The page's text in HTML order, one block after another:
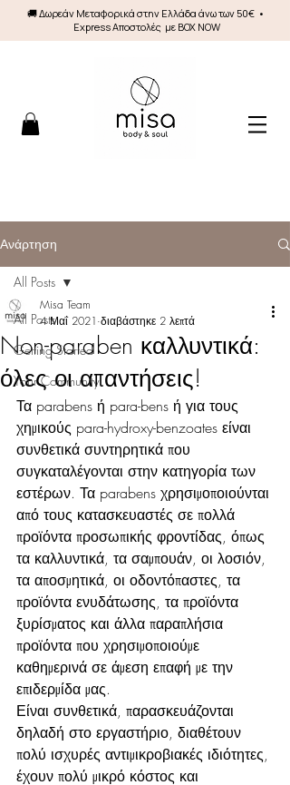
🚚 Δωρεάν Mεταφορικά στην Ελλάδα άνω των 50€ •
Express Αποστολές με BOX NOW
Ανάρτηση
All Posts
Getting Started
Your Community
All Posts
Non-paraben καλλυντικά:
όλες οι απαντήσεις!
Misa Team
4 Μαΐ 2021 διαβάστηκε 2 λεπτά
Τα parabens ή para-bens ή για τους
χημικούς para-hydroxy-benzoates είναι
συνθετικά συντηρητικά που
συγκαταλέγονται στην κατηγορία των
εστέρων. Τα parabens χρησιμοποιούνται
από τους κατασκευαστές σε πολλά
προϊόντα προσωπικής φροντίδας, όπως
τα καλλυντικά, τα σαμπουάν, οι λοσιόν,
τα αποσμητικά, οι οδοντόπαστες, τα
προϊόντα ενυδάτωσης, τα προϊόντα
ξυρίσματος και άλλα παραπλήσια
προϊόντα που χρησιμοποιούμε
καθημερινά σε άμεση επαφή με την
επιδερμίδα μας.
Είναι συνθετικά, παρασκευάζονται
δηλαδή στο εργαστήριο, διαθέτουν
πολύ ισχυρές αντιμικροβιακές ιδιότητες,
έχουν πολύ μικρό κόστος και